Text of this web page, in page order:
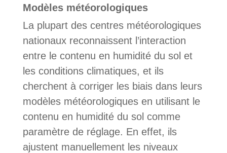
Modèles météorologiques
La plupart des centres météorologiques
nationaux reconnaissent l’interaction
entre le contenu en humidité du sol et
les conditions climatiques, et ils
cherchent à corriger les biais dans leurs
modèles météorologiques en utilisant le
contenu en humidité du sol comme
paramètre de réglage. En effet, ils
ajustent manuellement les niveaux